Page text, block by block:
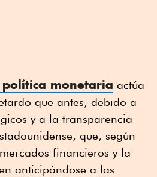
política monetaria actúa
que antes, debido a
y a la transparencia
que, según
financieros y la
anticipándose a las